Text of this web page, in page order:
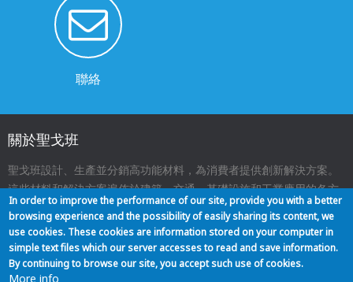
聯絡
關於聖戈班
聖戈班設計、生產並分銷高功能材料，為消費者提供創新解決方案。
這些材料和解決方案遍佈於建築、交通、基礎設施和工業應用的各方
面，與我們的日常生活息息相關。
Footer
關於我們 聯絡 網站地圖 法律聲明
In order to improve the performance of our site, provide you with a better
browsing experience and the possibility of easily sharing its content, we
use cookies. These cookies are information stored on your computer in
simple text files which our server accesses to read and save information.
By continuing to browse our site, you accept such use of cookies.
More info